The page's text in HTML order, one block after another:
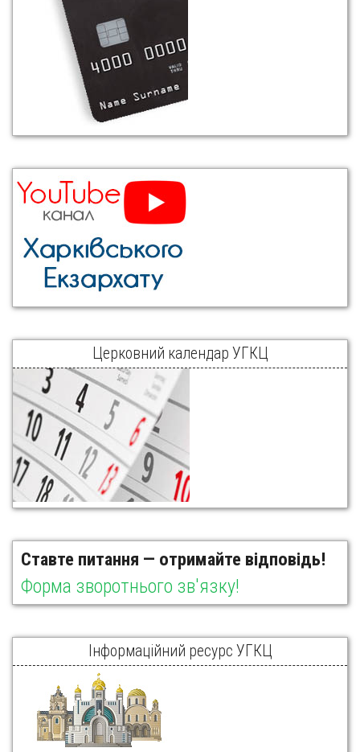
Церковний календар УГКЦ
Ставте питання — отримайте відповідь!
Форма зворотнього зв'язку!
Інформаційний ресурс УГКЦ